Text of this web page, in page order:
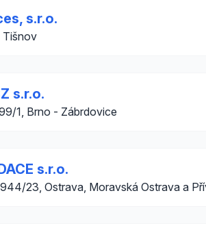
s.r.o.
Tišnov
s.r.o.
1, Brno - Zábrdovice
s.r.o.
23, Ostrava, Moravská Ostrava a